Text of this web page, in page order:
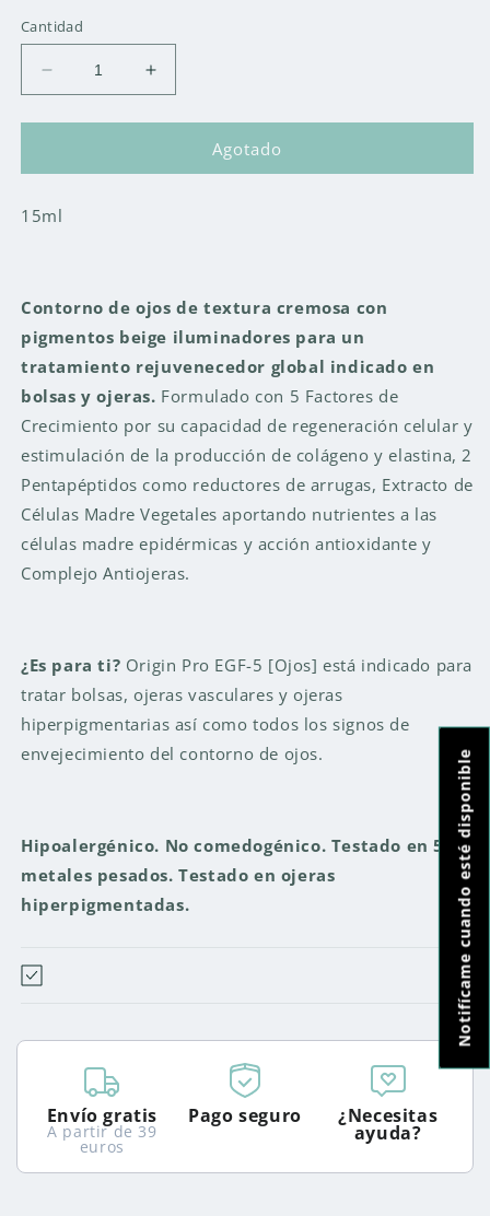
Cantidad
Reducir
cantidad
para
PRO
5
Aumentar
cantidad
para
PRO
Agotado
15ml
Contorno de ojos de textura cremosa con
pigmentos beige iluminadores para un
tratamiento rejuvenecedor global indicado en
bolsas y ojeras. Formulado con 5 Factores de
Crecimiento por su capacidad de regeneración celular y
estimulación de la producción de colágeno y elastina, 2
Pentapéptidos como reductores de arrugas, Extracto de
Células Madre Vegetales aportando nutrientes a las
células madre epidérmicas y acción antioxidante y
Complejo Antiojeras.
¿Es para ti? Origin Pro EGF-5 [Ojos] está indicado para
tratar bolsas, ojeras vasculares y ojeras
hiperpigmentarias así como todos los signos de
envejecimiento del contorno de ojos.
Hipoalergénico. No comedogénico. Testado en 5
metales pesados. Testado en ojeras
hiperpigmentadas.
Envío gratis
A partir de 39
euros
Pago seguro ¿Necesitas
ayuda?
Notifícame cuando esté disponible